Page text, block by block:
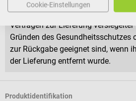
Für Verbraucher besteht das
Verträgen zur Lieferung versiegelter
Gründen des Gesundheitsschutzes
zur Rückgabe geeignet sind, wenn
der Lieferung entfernt wurde.
Produktidentifikation
Cookie-Einstellungen